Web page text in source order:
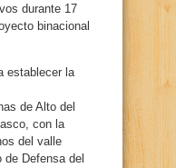
durante 17
binacional
establecer la
de Alto del
con la
del valle
Defensa del